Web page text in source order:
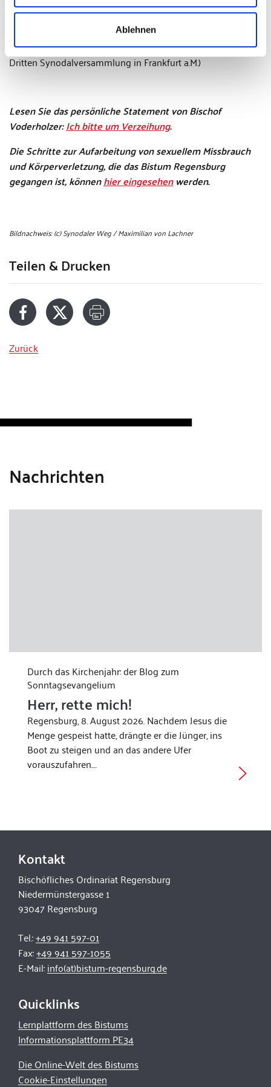
Ablehnen
im Strafrecht benannt wurde, das ist meines Erachtens
empörend und ein Skandal und davon möchte ich mich auf
das entschiedenste abgrenzen. Das wollte ich sagen. Danke.“
(Bischof Rudolf Voderholzer am 3. Februar 2022 in der
Dritten Synodalversammlung in Frankfurt a.M.)
Lesen Sie das persönliche Statement von Bischof
Voderholzer:Ich bitte um Verzeihung.
Die Schritte zur Aufarbeitung von sexuellem Missbrauch
und Körperverletzung, die das Bistum Regensburg
gegangen ist, könnenhier eingesehenwerden.
Bildnachweis: (c) Synodaler Weg / Maximilian von Lachner
Teilen & Drucken
Zurück
Nachrichten
Durch das Kirchenjahr: der Blog zum
Sonntagsevangelium
Herr, rette mich!
Regensburg, 8. August 2026. Nachdem Jesus die
Menge gespeist hatte, drängte er die Jünger, ins
Boot zu steigen und an das andere Ufer
vorauszufahren.…
Kontakt
Bischöfliches Ordinariat Regensburg
Niedermünstergasse 1
93047 Regensburg
Tel.:+49 941 597-01
Fax:+49 941 597-1055
E-Mail:info(at)bistum-regensburg.de
Quicklinks
Lernplattform des Bistums
Informationsplattform PE34
Die Online-Welt des Bistums
Cookie-Einstellungen